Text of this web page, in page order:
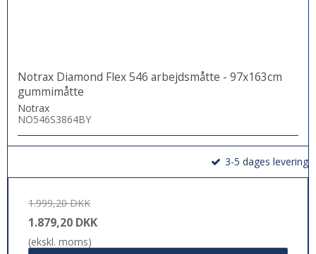
Notrax Diamond Flex 546 arbejdsmåtte - 97x163cm
gummimåtte
Notrax
NO546S3864BY
3-5 dages levering
1.999,20 DKK
1.879,20 DKK
(ekskl. moms)